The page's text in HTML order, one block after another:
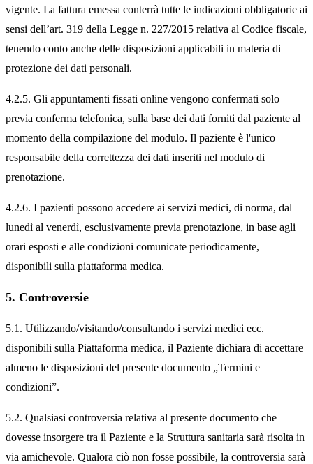
vigente. La fattura emessa conterrà tutte le indicazioni obbligatorie ai
sensi dell’art. 319 della Legge n. 227/2015 relativa al Codice fiscale,
tenendo conto anche delle disposizioni applicabili in materia di
protezione dei dati personali.
4.2.5. Gli appuntamenti fissati online vengono confermati solo
previa conferma telefonica, sulla base dei dati forniti dal paziente al
momento della compilazione del modulo. Il paziente è l'unico
responsabile della correttezza dei dati inseriti nel modulo di
prenotazione.
4.2.6. I pazienti possono accedere ai servizi medici, di norma, dal
lunedì al venerdì, esclusivamente previa prenotazione, in base agli
orari esposti e alle condizioni comunicate periodicamente,
disponibili sulla piattaforma medica.
5. Controversie
5.1. Utilizzando/visitando/consultando i servizi medici ecc.
disponibili sulla Piattaforma medica, il Paziente dichiara di accettare
almeno le disposizioni del presente documento „Termini e
condizioni”.
5.2. Qualsiasi controversia relativa al presente documento che
dovesse insorgere tra il Paziente e la Struttura sanitaria sarà risolta in
via amichevole. Qualora ciò non fosse possibile, la controversia sarà